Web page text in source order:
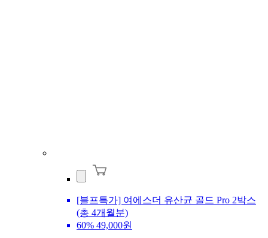
[블프특가] 여에스더 유산균 골드 Pro 2박스
(총 4개월분)
60% 49,000원